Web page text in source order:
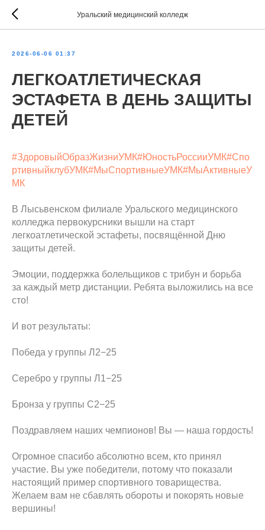
Уральский медицинский колледж
2026-06-06 01:37
ЛЕГКОАТЛЕТИЧЕСКАЯ
ЭСТАФЕТА В ДЕНЬ ЗАЩИТЫ
ДЕТЕЙ
#ЗдоровыйОбразЖизниУМК#ЮностьРоссииУМК#Спо
ртивныйклубУМК#МыСпортивныеУМК#МыАктивныеУ
МК
В Лысьвенском филиале Уральского медицинского
колледжа первокурсники вышли на старт
легкоатлетической эстафеты, посвящённой Дню
защиты детей.
Эмоции, поддержка болельщиков с трибун и борьба
за каждый метр дистанции. Ребята выложились на все
сто!
И вот результаты:
Победа у группы Л2−25
Серебро у группы Л1−25
Бронза у группы С2−25
Поздравляем наших чемпионов! Вы — наша гордость!
Огромное спасибо абсолютно всем, кто принял
участие. Вы уже победители, потому что показали
настоящий пример спортивного товарищества.
Желаем вам не сбавлять обороты и покорять новые
вершины!